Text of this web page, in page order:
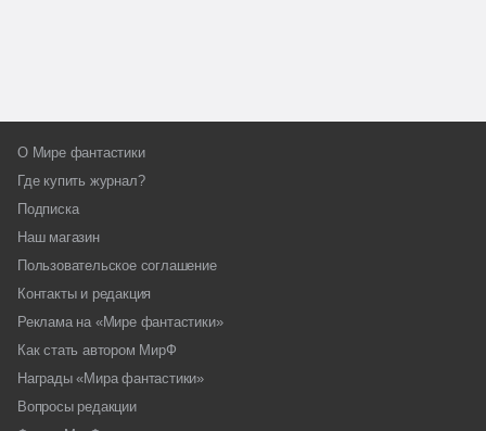
О Мире фантастики
Где купить журнал?
Подписка
Наш магазин
Пользовательское соглашение
Контакты и редакция
Реклама на «Мире фантастики»
Как стать автором МирФ
Награды «Мира фантастики»
Вопросы редакции